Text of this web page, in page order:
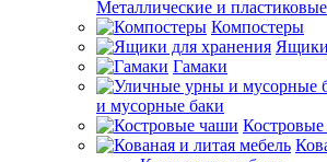
Металлические и
Компостеры
Ящики
Гамаки
и мусорные баки